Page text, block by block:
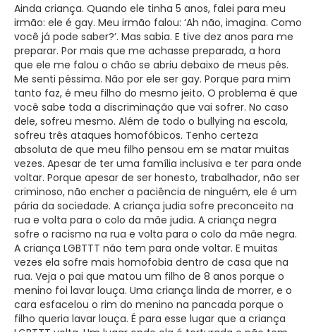
Ainda criança. Quando ele tinha 5 anos, falei para meu
irmão: ele é gay. Meu irmão falou: ‘Ah não, imagina. Como
você já pode saber?’. Mas sabia. E tive dez anos para me
preparar. Por mais que me achasse preparada, a hora
que ele me falou o chão se abriu debaixo de meus pés.
Me senti péssima. Não por ele ser gay. Porque para mim
tanto faz, é meu filho do mesmo jeito. O problema é que
você sabe toda a discriminação que vai sofrer. No caso
dele, sofreu mesmo. Além de todo o bullying na escola,
sofreu três ataques homofóbicos. Tenho certeza
absoluta de que meu filho pensou em se matar muitas
vezes. Apesar de ter uma família inclusiva e ter para onde
voltar. Porque apesar de ser honesto, trabalhador, não ser
criminoso, não encher a paciência de ninguém, ele é um
pária da sociedade. A criança judia sofre preconceito na
rua e volta para o colo da mãe judia. A criança negra
sofre o racismo na rua e volta para o colo da mãe negra.
A criança LGBTTT não tem para onde voltar. E muitas
vezes ela sofre mais homofobia dentro de casa que na
rua. Veja o pai que matou um filho de 8 anos porque o
menino foi lavar louça. Uma criança linda de morrer, e o
cara esfacelou o rim do menino na pancada porque o
filho queria lavar louça. É para esse lugar que a criança